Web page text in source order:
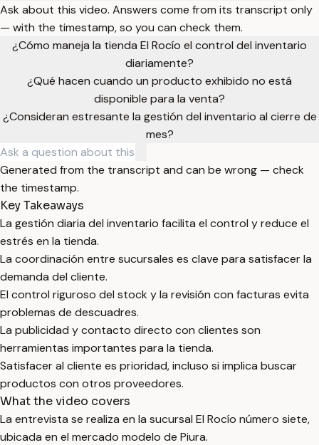
Ask about this video. Answers come from its transcript only
— with the timestamp, so you can check them.
¿Cómo maneja la tienda El Rocío el control del inventario
diariamente?
¿Qué hacen cuando un producto exhibido no está
disponible para la venta?
¿Consideran estresante la gestión del inventario al cierre de
mes?
Generated from the transcript and can be wrong — check
the timestamp.
Key Takeaways
La gestión diaria del inventario facilita el control y reduce el
estrés en la tienda.
La coordinación entre sucursales es clave para satisfacer la
demanda del cliente.
El control riguroso del stock y la revisión con facturas evita
problemas de descuadres.
La publicidad y contacto directo con clientes son
herramientas importantes para la tienda.
Satisfacer al cliente es prioridad, incluso si implica buscar
productos con otros proveedores.
What the video covers
La entrevista se realiza en la sucursal El Rocío número siete,
ubicada en el mercado modelo de Piura.